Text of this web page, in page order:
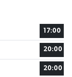
17:00
20:00
20:00